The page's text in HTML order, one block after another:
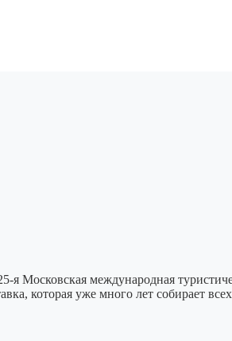
я Московская международная
которая уже много лет собирает